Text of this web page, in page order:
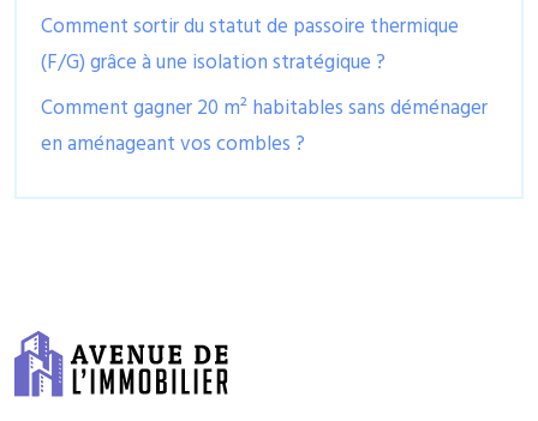
Comment sortir du statut de passoire thermique
(F/G) grâce à une isolation stratégique ?
Comment gagner 20 m² habitables sans déménager
en aménageant vos combles ?